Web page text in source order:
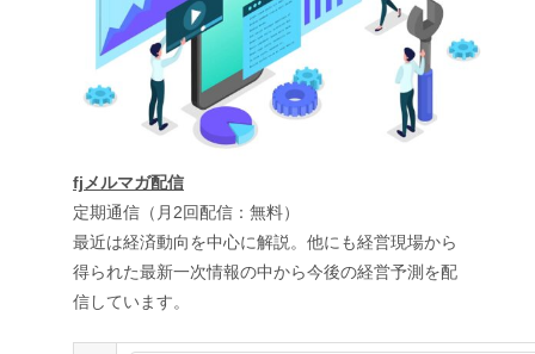
fjメルマガ配信
定期通信（月2回配信：無料）
最近は経済動向を中心に解説。他にも経営現場から
得られた最新一次情報の中から今後の経営予測を配
信しています。